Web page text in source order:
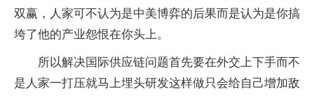
双赢，人家可不认为是中美博弈的后果而是认为是你搞
垮了他的产业怨恨在你头上。
所以解决国际供应链问题首先要在外交上下手而不
是人家一打压就马上埋头研发这样做只会给自己增加敌